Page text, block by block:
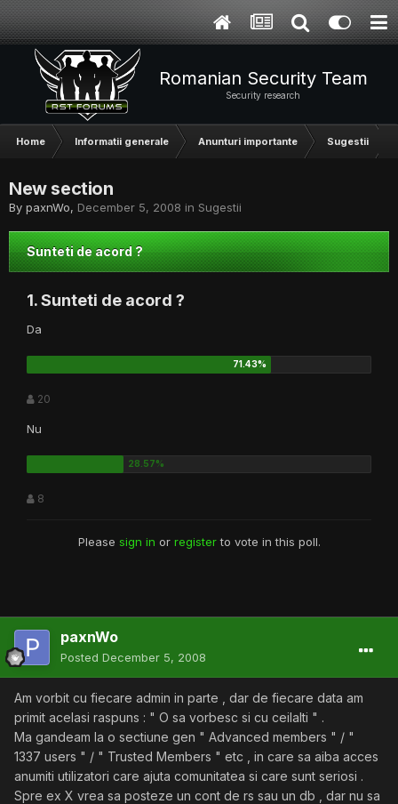
Romanian Security Team
Security research
Home Informatii generale Anunturi importante Sugestii
New section
By paxnWo, December 5, 2008 in Sugestii
Sunteti de acord ?
1. Sunteti de acord ?
Da
20
Nu
8
Please sign in or registerto vote in this poll.
paxnWo
Posted December 5, 2008
Am vorbit cu fiecare admin in parte , dar de fiecare data am
primit acelasi raspuns : " O sa vorbesc si cu ceilalti " .
Ma gandeam la o sectiune gen " Advanced members " / "
1337 users " / " Trusted Members " etc , in care sa aiba acces
anumiti utilizatori care ajuta comunitatea si care sunt seriosi .
Spre ex X vrea sa posteze un cont de rs sau un db , dar nu sa